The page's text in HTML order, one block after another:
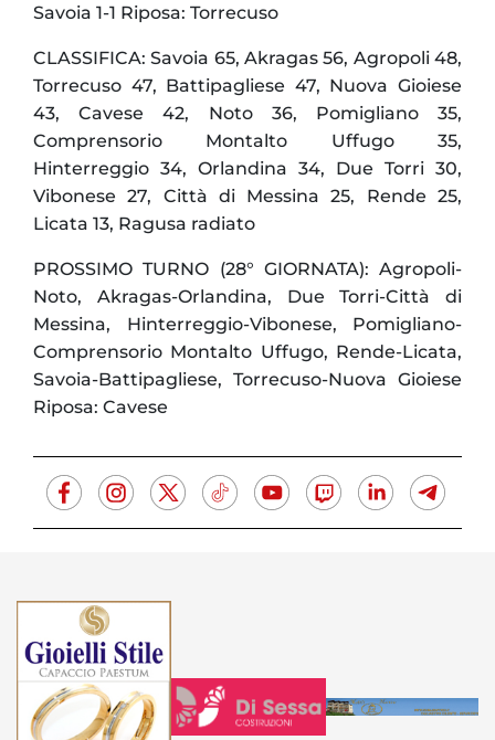
Savoia 1-1 Riposa: Torrecuso
CLASSIFICA: Savoia 65, Akragas 56, Agropoli 48,
Torrecuso 47, Battipagliese 47, Nuova Gioiese
43, Cavese 42, Noto 36, Pomigliano 35,
Comprensorio Montalto Uffugo 35,
Hinterreggio 34, Orlandina 34, Due Torri 30,
Vibonese 27, Città di Messina 25, Rende 25,
Licata 13, Ragusa radiato
PROSSIMO TURNO (28° GIORNATA): Agropoli-
Noto, Akragas-Orlandina, Due Torri-Città di
Messina, Hinterreggio-Vibonese, Pomigliano-
Comprensorio Montalto Uffugo, Rende-Licata,
Savoia-Battipagliese, Torrecuso-Nuova Gioiese
Riposa: Cavese